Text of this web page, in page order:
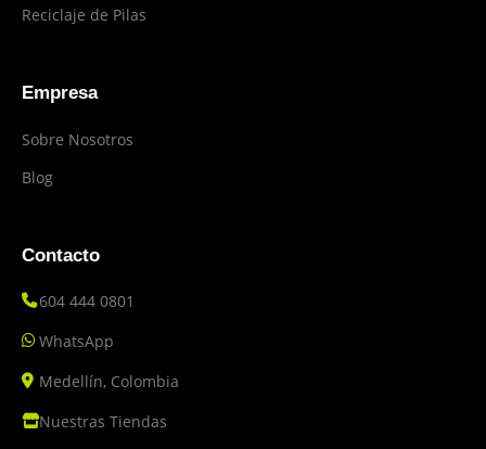
Reciclaje de Pilas
Empresa
Sobre Nosotros
Blog
Contacto
604 444 0801
WhatsApp
Medellín, Colombia
Nuestras Tiendas